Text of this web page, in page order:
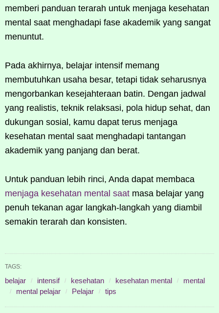
memberi panduan terarah untuk menjaga kesehatan
mental saat menghadapi fase akademik yang sangat
menuntut.
Pada akhirnya, belajar intensif memang
membutuhkan usaha besar, tetapi tidak seharusnya
mengorbankan kesejahteraan batin. Dengan jadwal
yang realistis, teknik relaksasi, pola hidup sehat, dan
dukungan sosial, kamu dapat terus menjaga
kesehatan mental saat menghadapi tantangan
akademik yang panjang dan berat.
Untuk panduan lebih rinci, Anda dapat membaca
menjaga kesehatan mental saat masa belajar yang
penuh tekanan agar langkah-langkah yang diambil
semakin terarah dan konsisten.
TAGS:
belajar intensif kesehatan kesehatan mental
mental
mental pelajar
Pelajar tips